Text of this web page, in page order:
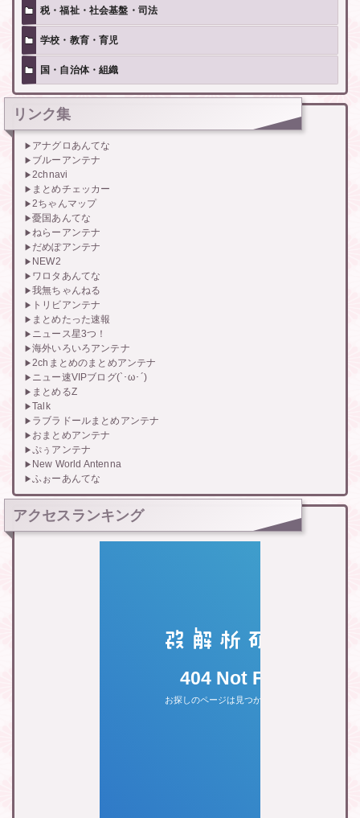
税・福祉・社会基盤・司法
学校・教育・育児
国・自治体・組織
リンク集
アナグロあんてな
ブルーアンテナ
2chnavi
まとめチェッカー
2ちゃんマップ
憂国あんてな
ねらーアンテナ
だめぽアンテナ
NEW2
ワロタあんてな
我無ちゃんねる
トリビアンテナ
まとめたった速報
ニュース星3つ！
海外いろいろアンテナ
2chまとめのまとめアンテナ
ニュー速VIPブログ(`･ω･´)
まとめるZ
Talk
ラブラドールまとめアンテナ
おまとめアンテナ
ぷぅアンテナ
New World Antenna
ふぉーあんてな
アクセスランキング